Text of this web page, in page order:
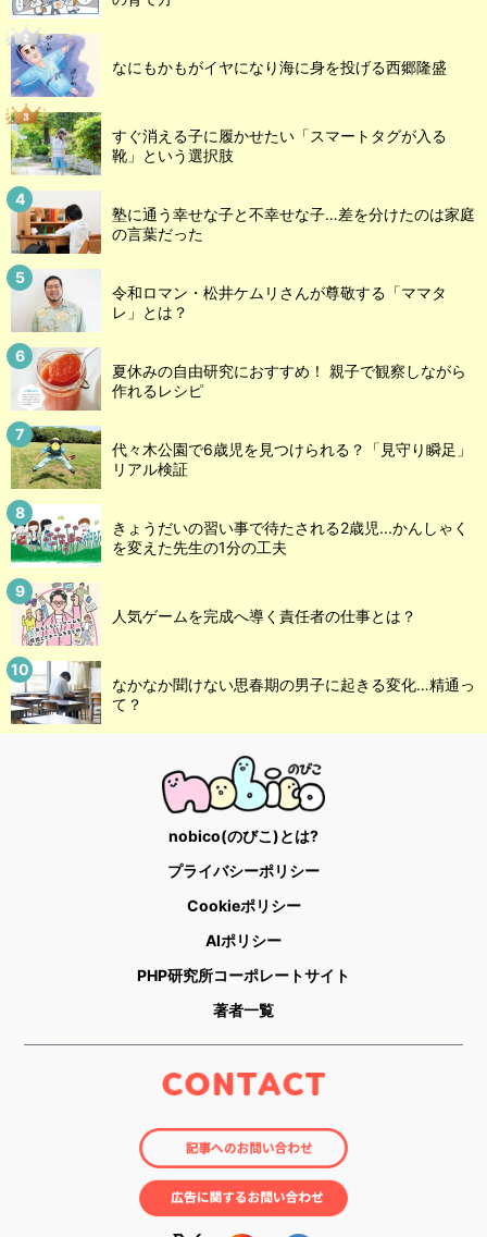
なにもかもがイヤになり海に身を投げる西郷隆盛
すぐ消える子に履かせたい「スマートタグが入る
靴」という選択肢
塾に通う幸せな子と不幸せな子…差を分けたのは家庭
の言葉だった
令和ロマン・松井ケムリさんが尊敬する「ママタ
レ」とは？
夏休みの自由研究におすすめ！ 親子で観察しながら
作れるレシピ
代々木公園で6歳児を見つけられる？「見守り瞬足」
リアル検証
きょうだいの習い事で待たされる2歳児...かんしゃく
を変えた先生の1分の工夫
人気ゲームを完成へ導く責任者の仕事とは？
なかなか聞けない思春期の男子に起きる変化…精通っ
て？
nobico(のびこ)とは?
プライバシーポリシー
Cookieポリシー
AIポリシー
PHP研究所コーポレートサイト
著者一覧